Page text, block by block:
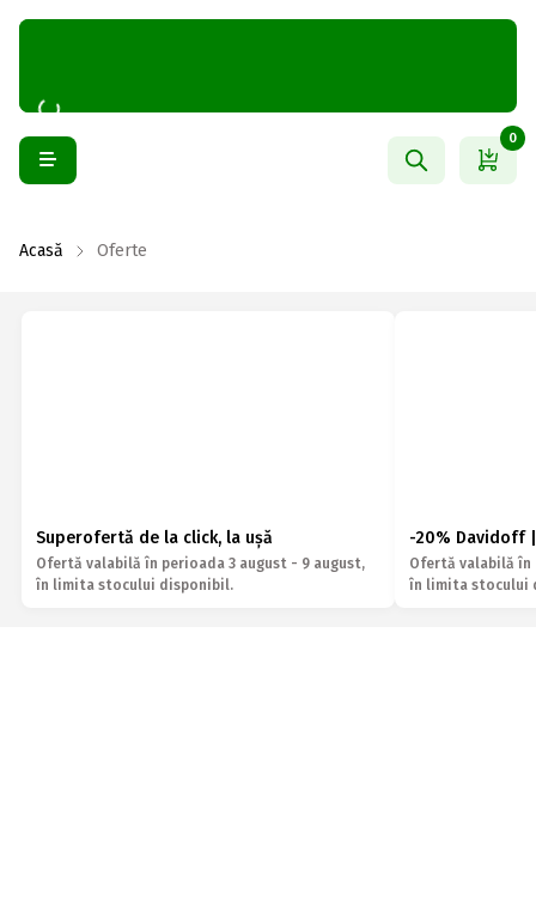
0
Acasă Oferte
Superofertă de la click, la ușă
Ofertă valabilă în perioada 3 august - 9 august,
în limita stocului disponibil.
-20% Davidoff
Ofertă valabilă în
în limita stocului